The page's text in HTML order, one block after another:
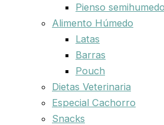
Pienso semihumedo
Alimento Húmedo
Latas
Barras
Pouch
Dietas Veterinaria
Especial Cachorro
Snacks